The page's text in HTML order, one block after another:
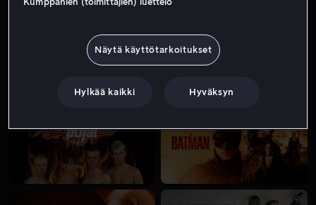
Kumppanien (toimittajien) luettelo
Näytä käyttötarkoitukset
Hylkää kaikki Hyväksyn